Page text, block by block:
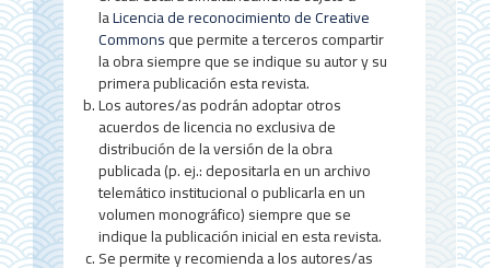
l
d
e
l
a
r
t
laLicencia de reconocimiento de Creative
Commonsque permite a terceros compartir
la obra siempre que se indique su autor y su
primera publicación esta revista.
Los autores/as podrán adoptar otros
acuerdos de licencia no exclusiva de
distribución de la versión de la obra
publicada (p. ej.: depositarla en un archivo
telemático institucional o publicarla en un
volumen monográfico) siempre que se
indique la publicación inicial en esta revista.
Se permite y recomienda a los autores/as